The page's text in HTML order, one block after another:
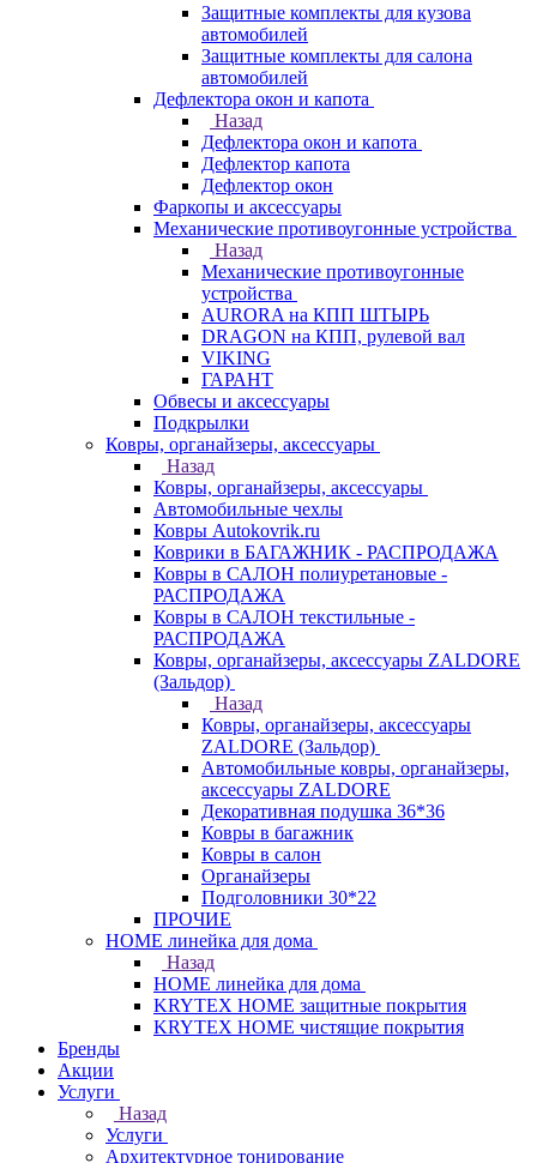
Защитные комплекты для кузова
автомобилей
Защитные комплекты для салона
автомобилей
Дефлектора окон и капота
Назад
Дефлектора окон и капота
Дефлектор капота
Дефлектор окон
Фаркопы и аксессуары
Механические противоугонные устройства
Назад
Механические противоугонные
устройства
AURORA на КПП ШТЫРЬ
DRAGON на КПП, рулевой вал
VIKING
ГАРАНТ
Обвесы и аксессуары
Подкрылки
Ковры, органайзеры, аксессуары
Назад
Ковры, органайзеры, аксессуары
Автомобильные чехлы
Ковры Autokovrik.ru
Коврики в БАГАЖНИК - РАСПРОДАЖА
Ковры в САЛОН полиуретановые -
РАСПРОДАЖА
Ковры в САЛОН текстильные -
РАСПРОДАЖА
Ковры, органайзеры, аксессуары ZALDORE
(Зальдор)
Назад
Ковры, органайзеры, аксессуары
ZALDORE (Зальдор)
Автомобильные ковры, органайзеры,
аксессуары ZALDORE
Декоративная подушка 36*36
Ковры в багажник
Ковры в салон
Органайзеры
Подголовники 30*22
ПРОЧИЕ
HOME линейка для дома
Назад
HOME линейка для дома
KRYTEX HOME защитные покрытия
KRYTEX HOME чистящие покрытия
Бренды
Акции
Услуги
Назад
Услуги
Архитектурное тонирование